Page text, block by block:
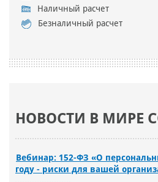
Наличный расчет
Безналичный расчет
НОВОСТИ В МИРЕ
Вебинар: 152-ФЗ «О
году - риски для вашей